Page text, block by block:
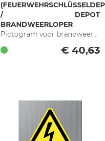
/ DEPOT
BRANDWEERLOPER
Pictogram voor brandweerkasten
€ 40,63